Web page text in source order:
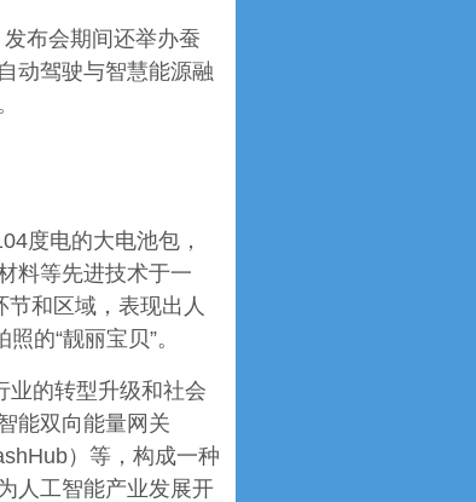
布会期间还举办蚕
动驾驶与智慧能源融
度电的大电池包，
料等先进技术于一
和区域，表现出人
的“靓丽宝贝”。
业的转型升级和社会
能双向能量网关
）等，构成一种
人工智能产业发展开